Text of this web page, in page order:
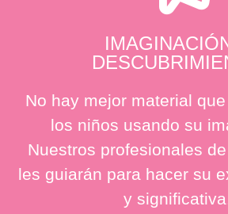
No hay mejor material
los niños usando su
Nuestros profesionales
les guiarán para hacer su
y